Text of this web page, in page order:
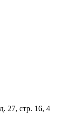
27, стр. 16, 4